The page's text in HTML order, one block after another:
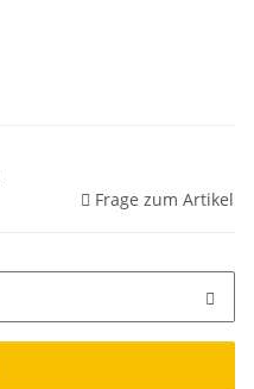
Frage zum Artikel